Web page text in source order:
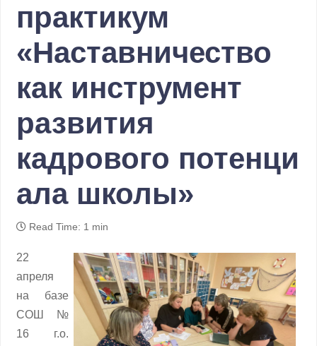
практикум
«Наставничество
как инструмент
развития
кадрового потенци
ала школы»
Read Time: 1 min
22
апреля
на базе
СОШ №
16 г.о.